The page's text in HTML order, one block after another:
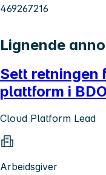
469267216
Lignende
Sett retningen
plattform i BDO
Cloud Platform Lead
Arbeidsgiver